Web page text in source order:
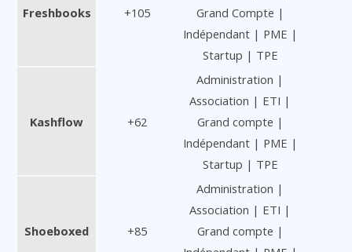
Freshbooks +105
Grand Compte |
Indépendant | PME |
Startup | TPE
Kashflow +62
Administration |
Association | ETI |
Grand compte |
Indépendant | PME |
Startup | TPE
Shoeboxed +85
Administration |
Association | ETI |
Grand compte |